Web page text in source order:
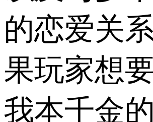
的恋爱关
果玩家想
我本千金